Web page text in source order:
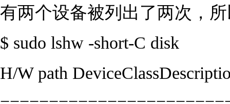
有两个设备被列出了两次，
$ sudo lshw -short-C disk
H/W path